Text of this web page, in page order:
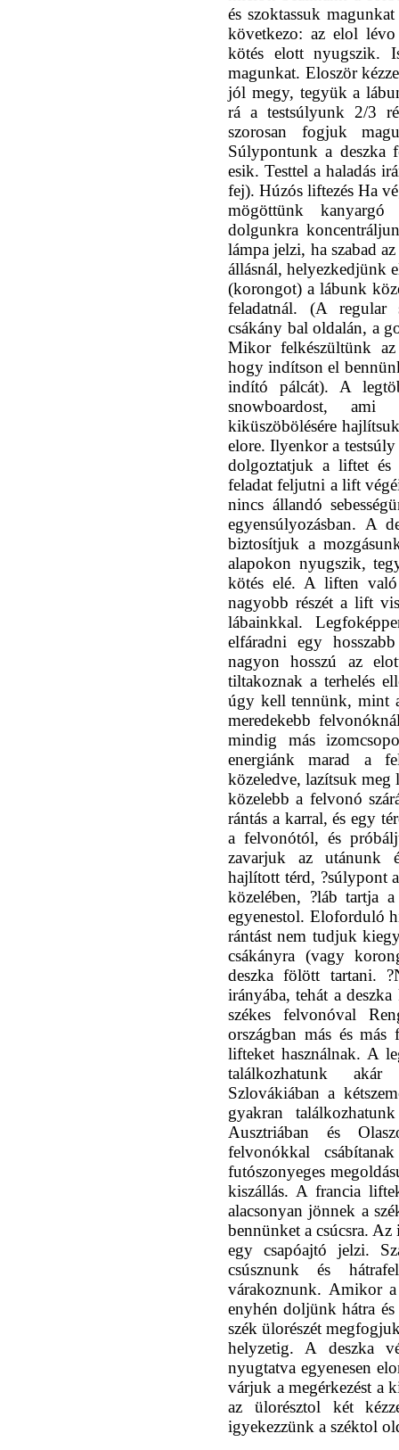
és szoktassuk
következo: az elol
kötés elott nyugszik.
magunkat. Eloször
jól megy, tegyük a
rá a testsúlyunk 2/3
szorosan fogjuk
Súlypontunk a deszka
esik. Testtel a haladás
fej). Húzós liftezés Ha
mögöttünk
dolgunkra
lámpa jelzi, ha szabad
állásnál, helyezkedjünk
(korongot) a lábunk
feladatnál. (A regular
csákány bal oldalán, a
Mikor felkészültünk
hogy indítson el
indító pálcát). A
snowboardost,
kiküszöbölésére
elore. Ilyenkor a
dolgoztatjuk a liftet és
feladat feljutni a lift
nincs állandó
egyensúlyozásban. A
biztosítjuk a
alapokon nyugszik,
kötés elé. A liften
nagyobb részét a lift
lábainkkal.
elfáradni egy
nagyon hosszú az
tiltakoznak a terhelés
úgy kell tennünk, mint
meredekebb
mindig más
energiánk marad a
közeledve, lazítsuk meg
közelebb a felvonó
rántás a karral, és egy
a felvonótól, és
zavarjuk az utánunk
hajlított térd, ?súlypont
közelében, ?láb tartja
egyenestol. Eloforduló
rántást nem tudjuk
csákányra (vagy
deszka fölött tartani.
irányába, tehát a
székes felvonóval
országban más és
lifteket használnak. A
találkozhatunk
Szlovákiában a
gyakran
Ausztriában és
felvonókkal
futószonyeges
kiszállás. A francia
alacsonyan jönnek a
bennünket a csúcsra.
egy csapóajtó jelzi.
csúsznunk és
várakoznunk. Amikor
enyhén doljünk hátra
szék ülorészét
helyzetig. A deszka
nyugtatva egyenesen
várjuk a megérkezést a
az ülorésztol két
igyekezzünk a széktol